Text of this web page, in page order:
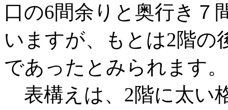
口の6間余りと奥行き７
いますが、もとは2階の
であったとみられます。
表構えは、2階に太い